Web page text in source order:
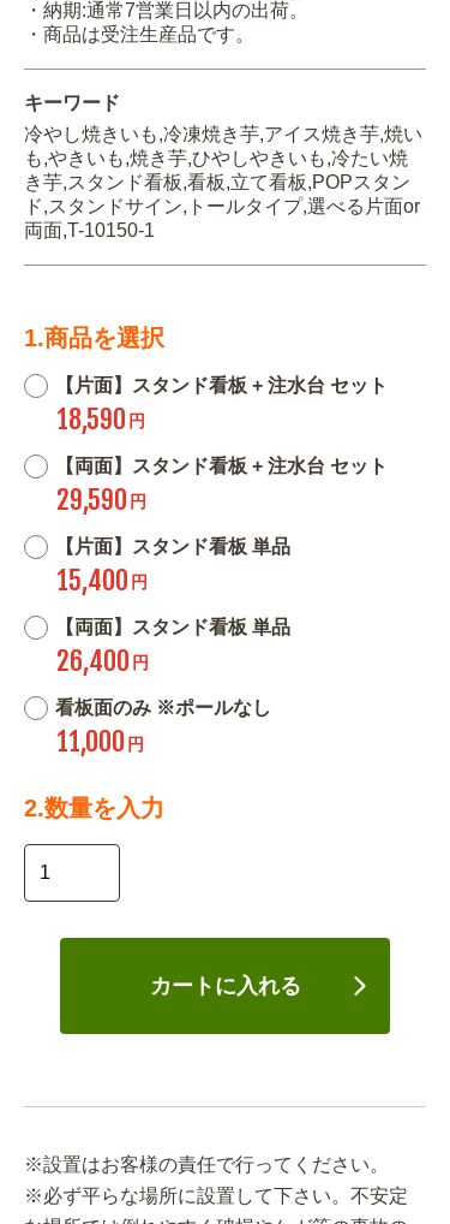
・納期:通常7営業日以内の出荷。
・商品は受注生産品です。
キーワード
冷やし焼きいも,冷凍焼き芋,アイス焼き芋,焼い
も,やきいも,焼き芋,ひやしやきいも,冷たい焼
き芋,スタンド看板,看板,立て看板,POPスタン
ド,スタンドサイン,トールタイプ,選べる片面or
両面,T-10150-1
1.商品を選択
【片面】スタンド看板 + 注水台 セット
18,590 円
【両面】スタンド看板 + 注水台 セット
29,590 円
【片面】スタンド看板 単品
15,400 円
【両面】スタンド看板 単品
26,400 円
看板面のみ ※ポールなし
11,000 円
2.数量を入力
カートに入れる
※設置はお客様の責任で行ってください。
※必ず平らな場所に設置して下さい。不安定